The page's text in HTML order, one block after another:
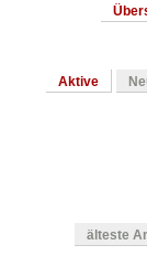
Aktive
älteste